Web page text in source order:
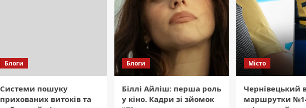
Блоги
Системи пошуку
прихованих витоків та
Блоги
Біллі Айліш: перша роль
у кіно. Кадри зі зйомок
Місто
Чернівецький
маршрутки